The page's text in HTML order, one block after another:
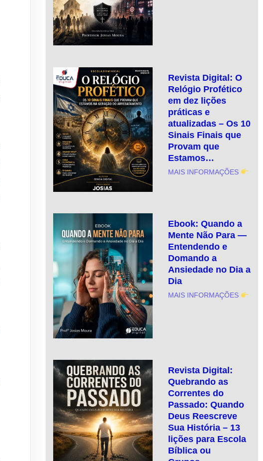
Revista Digital: O
Relógio Profético
em dez lições
práticas e
atualizadas – Os 10
Sinais Finais que
Provam que
Estamos…
MAIS INFORMAÇÕES
Ebook: Quando a
Mente Não Para —
Entendendo e
Domando a
Ansiedade no Dia a
Dia
MAIS INFORMAÇÕES
Revista Digital:
Quebrando as
Correntes do
Passado: Quando
Deus Reescreve
Sua História – 13
lições para Escola
Bíblica ou